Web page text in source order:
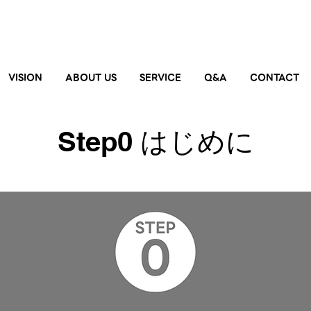
VISION ABOUT US SERVICE Q&A CONTACT
Step0 はじめに